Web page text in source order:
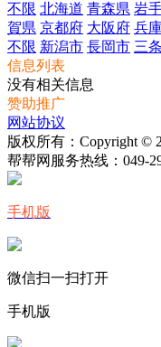
不限 北海道 青森県 岩
賀県 京都府 大阪府 兵
不限 新潟市 長岡市 三
信息列表
没有相关信息
赞助推广
网站协议
版权所有：Copyright ©
帮帮网服务热线： 049-
手机版
微信扫一扫打开
手机版